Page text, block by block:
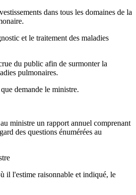
dans tous les domaines de la
et le traitement des maladies
du public afin de surmonter la
pulmonaires.
demande le ministre.
ministre un rapport annuel comprenant
des questions énumérées au
il l'estime raisonnable et indiqué, le